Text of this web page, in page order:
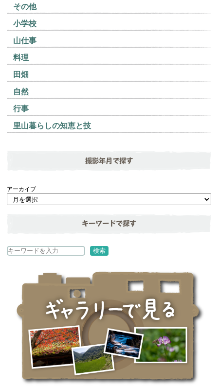
その他
小学校
山仕事
料理
田畑
自然
行事
里山暮らしの知恵と技
撮影年月で探す
アーカイブ
キーワードで探す
検
検索